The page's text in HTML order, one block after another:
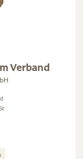
Verband